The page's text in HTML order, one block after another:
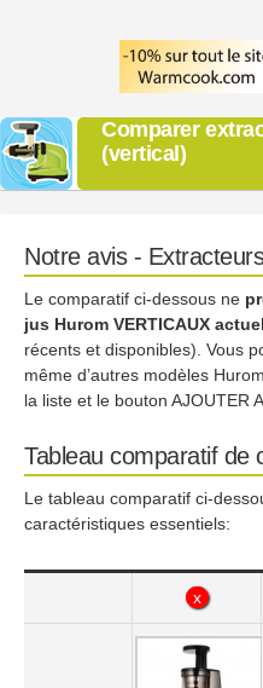
Comparer
(vertical)
Notre avis -
Le comparatif ci-dessous ne
jus Hurom VERTICAUX
récents et disponibles). Vous
même d’autres modèles
la liste et le bouton AJOUTER
Tableau comparatif de
Le tableau comparatif ci-
caractéristiques essentiels:
x
x